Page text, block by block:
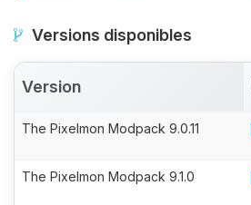
Versions disponibles
Version
The Pixelmon Modpack 9.0.11
The Pixelmon Modpack 9.1.0